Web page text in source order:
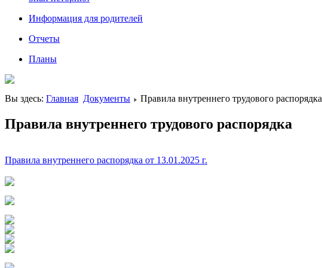
Информация для родителей
Отчеты
Планы
Вы здесь: Главная Документы Правила внутреннего трудового распорядка
Правила внутреннего трудового распорядка
Правила внутреннего распорядка от 13.01.2025 г.